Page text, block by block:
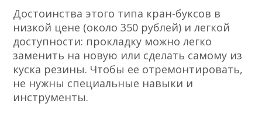
Достоинства этого типа кран-буксов в
низкой цене (около 350 рублей) и легкой
доступности: прокладку можно легко
заменить на новую или сделать самому из
куска резины. Чтобы ее отремонтировать,
не нужны специальные навыки и
инструменты.